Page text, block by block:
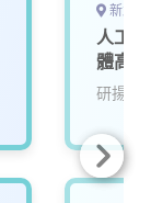
新北
人工
體高
研揚科